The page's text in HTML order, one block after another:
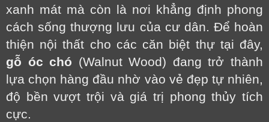
xanh mát mà còn là nơi khẳng định phong
cách sống thượng lưu của cư dân. Để hoàn
thiện nội thất cho các căn biệt thự tại đây,
gỗ óc chó (Walnut Wood) đang trở thành
lựa chọn hàng đầu nhờ vào vẻ đẹp tự nhiên,
độ bền vượt trội và giá trị phong thủy tích
cực.